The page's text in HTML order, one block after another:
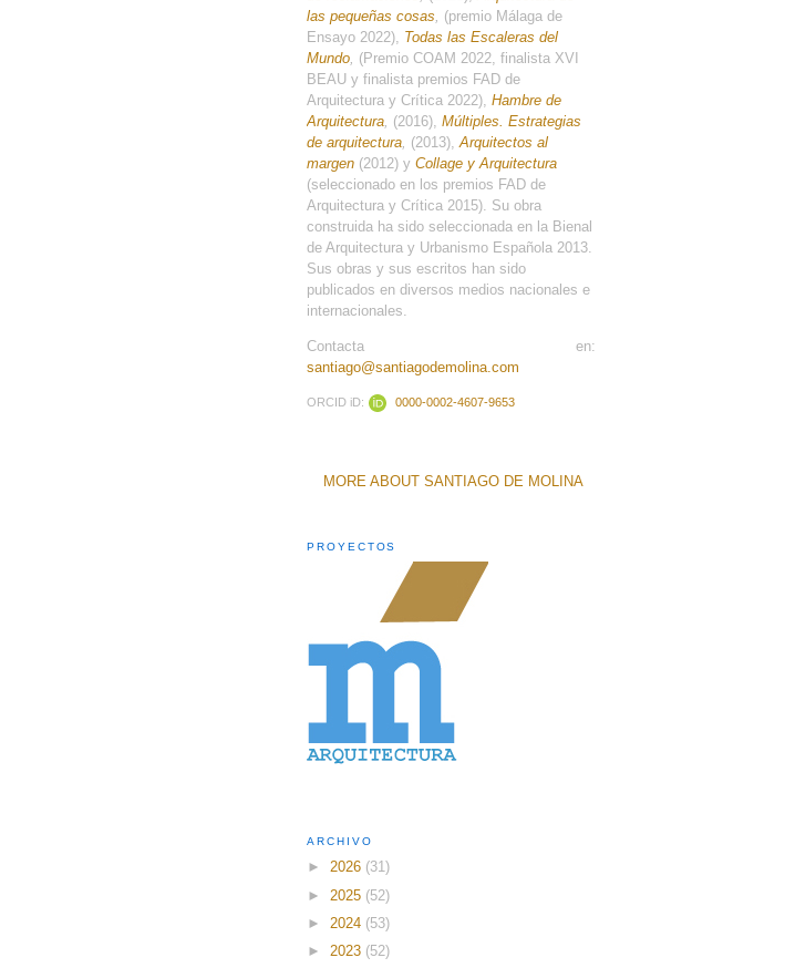
las pequeñas cosas
(premio Málaga de
Ensayo 2022), Todas las Escaleras del
Mundo (Premio COAM 2022, finalista XVI
BEAU y finalista premios FAD de
Arquitectura y Crítica 2022),Hambre de
Arquitectura (2016),Múltiples. Estrategias
de arquitectura (2013),Arquitectos al
margen (2012) yCollage y Arquitectura
(seleccionado en los premios FAD de
Arquitectura y Crítica 2015). Su obra
construida ha sido seleccionada en la Bienal
de Arquitectura y Urbanismo Española 2013.
Sus obras y sus escritos han sido
publicados en diversos medios nacionales e
internacionales.
Contacta en:
santiago@santiagodemolina.com
ORCID iD: 0000-0002-4607-9653
MORE ABOUT SANTIAGO DE MOLINA
PROYECTOS
ARCHIVO
►2026 (31)
► 2025 (52)
► 2024 (53)
►2023 (52)